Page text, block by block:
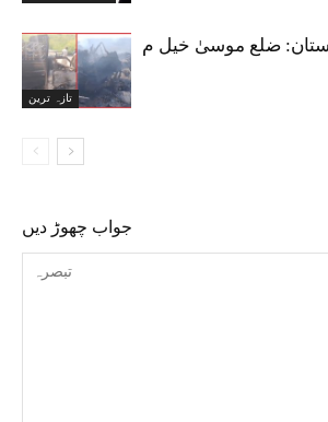
تازہ ترین
جواب چھوڑ دیں